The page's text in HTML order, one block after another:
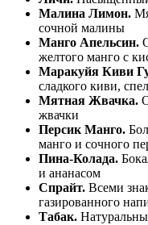
Малина Лимон.
сочной малины
Манго Апельсин.
желтого манго с
Маракуйя Киви
сладкого киви,
Мятная Жвачка.
жвачки
Персик Манго.
манго и сочного
Пина-Колада.
и ананасом
Спрайт. Всеми
газированного
Табак.